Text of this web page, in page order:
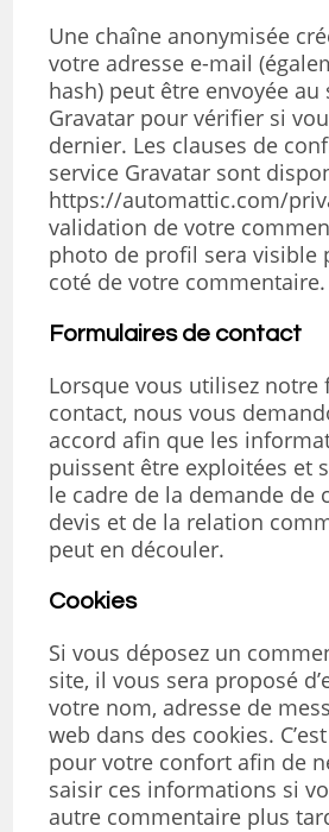
Une chaîne anonymisée
votre adresse e-mail
hash) peut être envoyée au
Gravatar pour vérifier si
dernier. Les clauses de
service Gravatar sont
https://automattic.com/
validation de votre
photo de profil sera visible
coté de votre commentaire.
Formulaires de contact
Lorsque vous utilisez
contact, nous vous
accord afin que les
puissent être exploitées et
le cadre de la demande de
devis et de la relation
peut en découler.
Cookies
Si vous déposez un
site, il vous sera proposé
votre nom, adresse de
web dans des cookies.
pour votre confort afin de
saisir ces informations si
autre commentaire plus